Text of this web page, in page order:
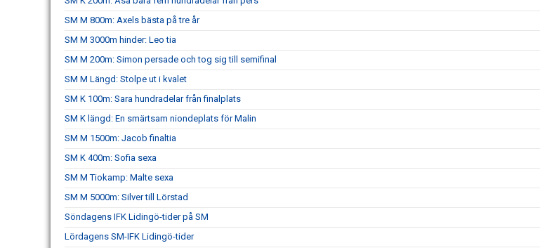
SM M 800m: Axels bästa på tre år
SM M 3000m hinder: Leo tia
SM M 200m: Simon persade och tog sig till semifinal
SM M Längd: Stolpe ut i kvalet
SM K 100m: Sara hundradelar från finalplats
SM K längd: En smärtsam niondeplats för Malin
SM M 1500m: Jacob finaltia
SM K 400m: Sofia sexa
SM M Tiokamp: Malte sexa
SM M 5000m: Silver till Lörstad
Söndagens IFK Lidingö-tider på SM
Lördagens SM-IFK Lidingö-tider